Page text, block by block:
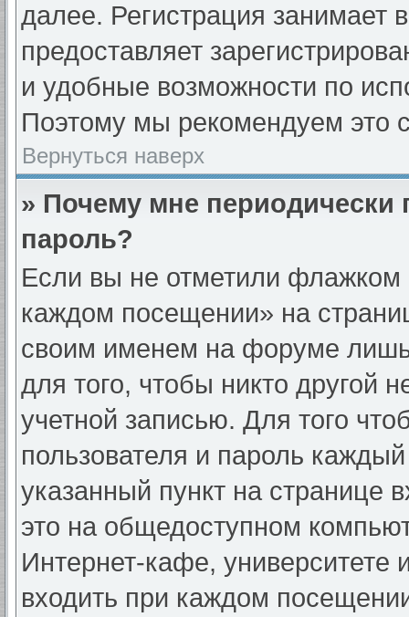
далее. Регистрация занимает
предоставляет
и удобные возможности по
Поэтому мы рекомендуем это
Вернуться наверх
» Почему мне периодически
пароль?
Если вы не отметили флажком
каждом посещении» на
своим именем на форуме
для того, чтобы никто другой
учетной записью. Для того
пользователя и пароль
указанный пункт на странице
это на общедоступном
Интернет-кафе, университете
входить при каждом